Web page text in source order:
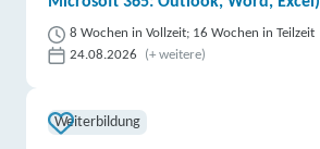
8 Wochen in Vollzeit; 16 Wochen in Teilzeit
24.08.2026
(+ weitere)
Weiterbildung